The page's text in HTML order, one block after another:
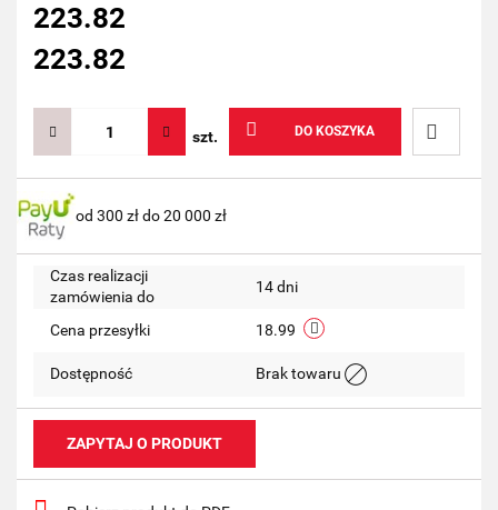
223.82
223.82
szt. DO KOSZYKA
Do
od 300 zł do 20 000 zł
Czas realizacji
zamówienia do
14 dni
Cena przesyłki 18.99
Dostępność Brak towaru
ZAPYTAJ O PRODUKT